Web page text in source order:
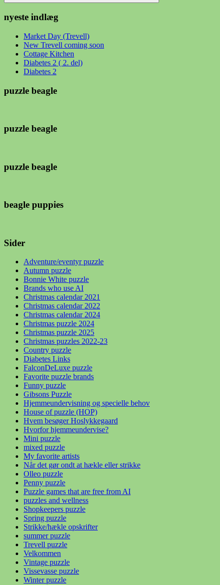
Søg
nyeste indlæg
Market Day (Trevell)
New Trevell coming soon
Cottage Kitchen
Diabetes 2 ( 2. del)
Diabetes 2
puzzle beagle
puzzle beagle
puzzle beagle
beagle puppies
Sider
Adventure/eventyr puzzle
Autumn puzzle
Bonnie White puzzle
Brands who use AI
Christmas calendar 2021
Christmas calendar 2022
Christmas calendar 2024
Christmas puzzle 2024
Christmas puzzle 2025
Christmas puzzles 2022-23
Country puzzle
Diabetes Links
FalconDeLuxe puzzle
Favorite puzzle brands
Funny puzzle
Gibsons Puzzle
Hjemmeundervisning og specielle behov
House of puzzle (HOP)
Hvem besøger Hoslykkegaard
Hvorfor hjemmeundervise?
Mini puzzle
mixed puzzle
My favorite artists
Når det gør ondt at hækle eller strikke
Olleo puzzle
Penny puzzle
Puzzle games that are free from AI
puzzles and wellness
Shopkeepers puzzle
Spring puzzle
Strikke/hækle opskrifter
summer puzzle
Trevell puzzle
Velkommen
Vintage puzzle
Vissevasse puzzle
Winter puzzle